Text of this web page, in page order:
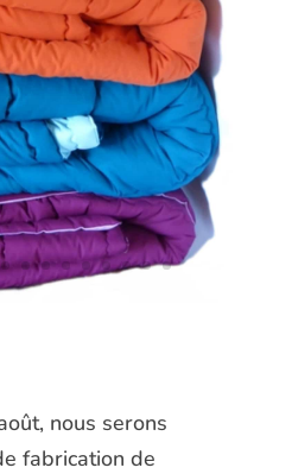
nous serons
fabrication de